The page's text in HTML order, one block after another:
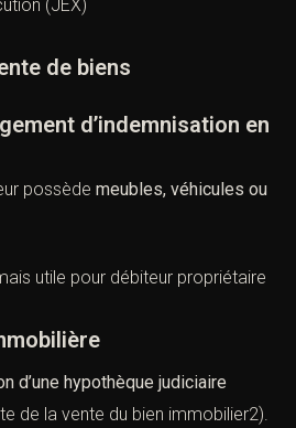
(JEX)
de biens
d’indemnisation en
possède meubles, véhicules ou
utile pour débiteur propriétaire
d’une hypothèque judiciaire
de la vente du bien immobilier2).